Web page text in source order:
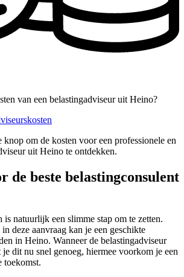
van een belastingadviseur uit Heino?
om de kosten voor een professionele en
uit Heino te ontdekken.
de beste belastingconsulent
is natuurlijk een slimme stap om te zetten.
deze aanvraag kan je een geschikte
in Heino. Wanneer de belastingadviseur
dit nu snel genoeg, hiermee voorkom je een
toekomst.